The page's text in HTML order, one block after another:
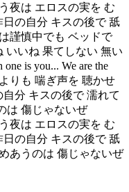
夜は エロスの実を む
日の自分 キスの後で 舐
謹慎中でも ベッドで
いいね 果てしない 無い
is you... We are the
りも 喘ぎ声を 聴かせ
自分 キスの後で 濡れて
は 傷じゃないぜ
夜は エロスの実を む
日の自分 キスの後で 舐
あうのは 傷じゃないぜ